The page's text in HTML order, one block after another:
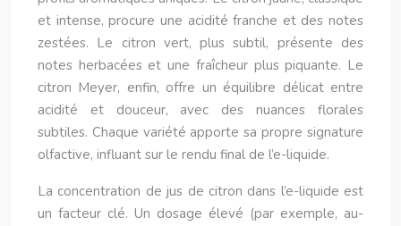
et intense, procure une acidité franche et des notes
zestées. Le citron vert, plus subtil, présente des
notes herbacées et une fraîcheur plus piquante. Le
citron Meyer, enfin, offre un équilibre délicat entre
acidité et douceur, avec des nuances florales
subtiles. Chaque variété apporte sa propre signature
olfactive, influant sur le rendu final de l’e-liquide.
La concentration de jus de citron dans l’e-liquide est
un facteur clé. Un dosage élevé (par exemple, au-